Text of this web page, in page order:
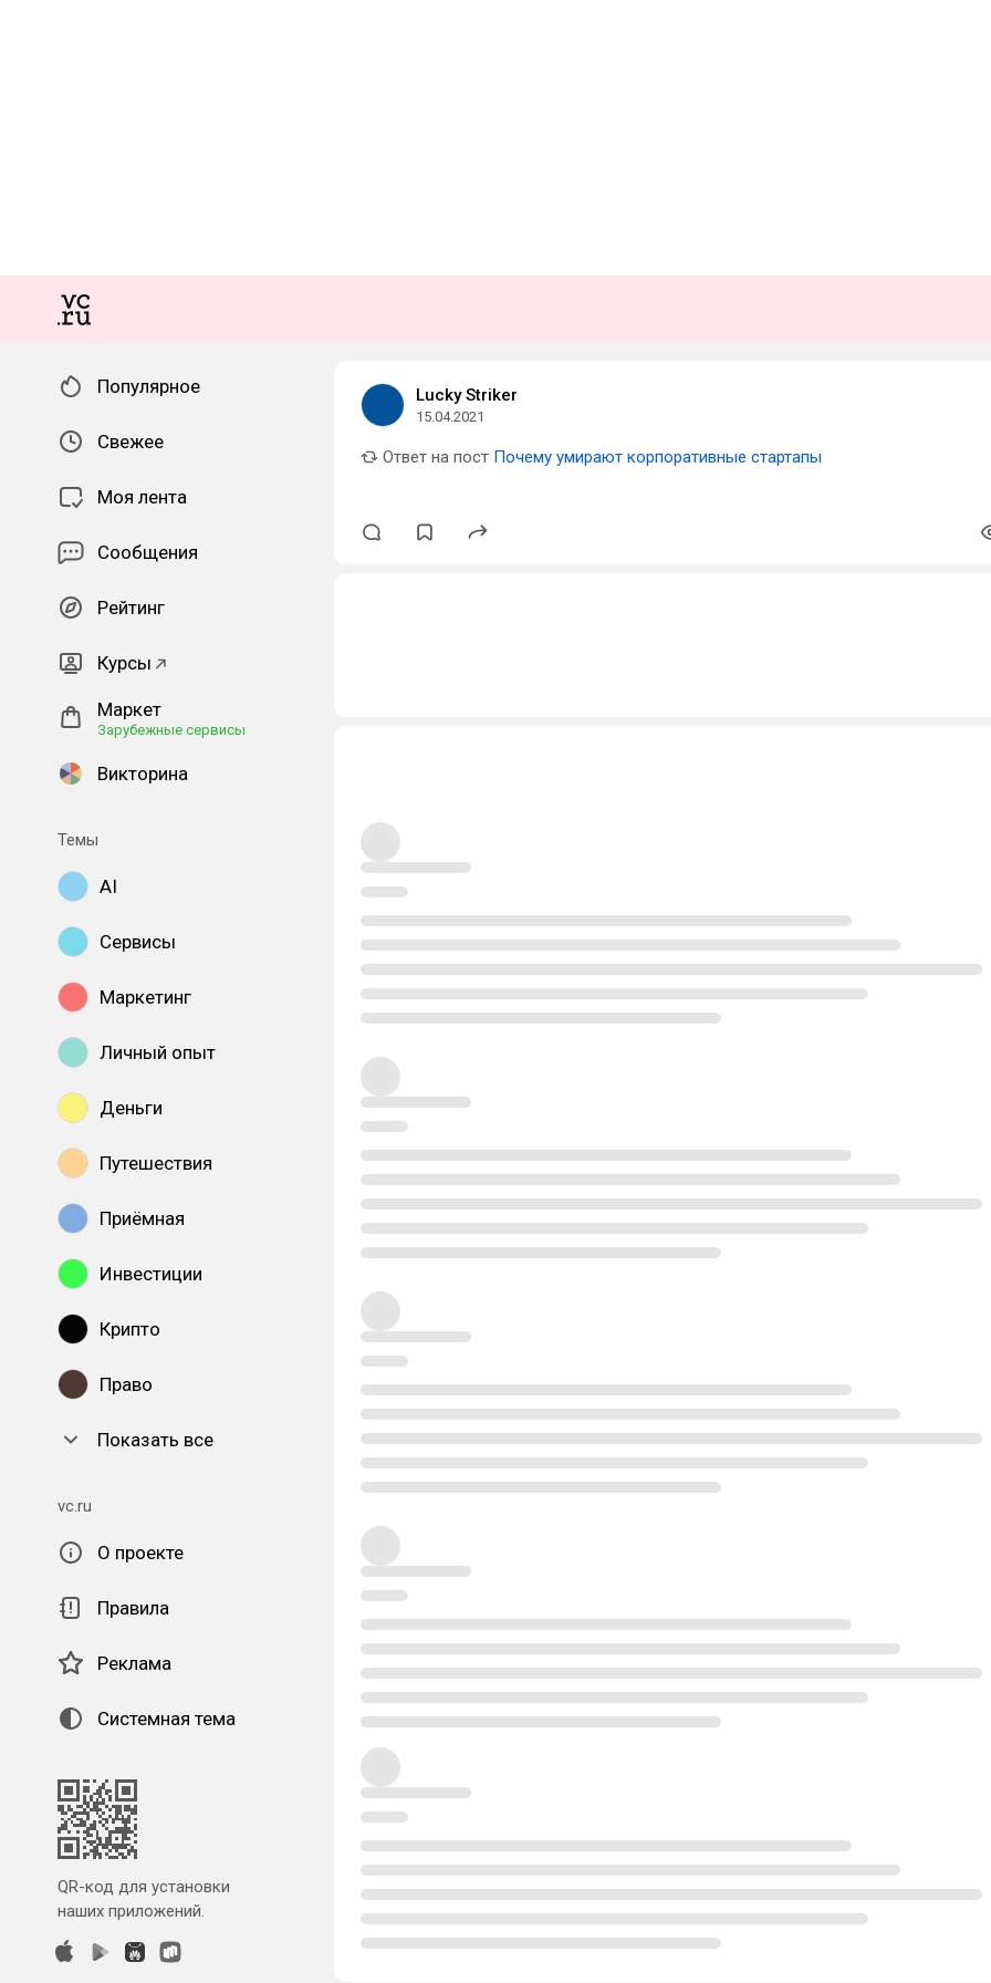
Популярное
Свежее
Моя лента
Сообщения
Рейтинг
Курсы
Маркет
Зарубежные сервисы
Викторина
Темы
AI
Сервисы
Маркетинг
Личный опыт
Деньги
Путешествия
Приёмная
Инвестиции
Крипто
Право
Показать все
vc.ru
О проекте
Правила
Реклама
Системная тема
QR-код для установки
наших приложений.
Lucky Striker
15.04.2021
Ответ на пост Почему умирают корпоративные стартапы